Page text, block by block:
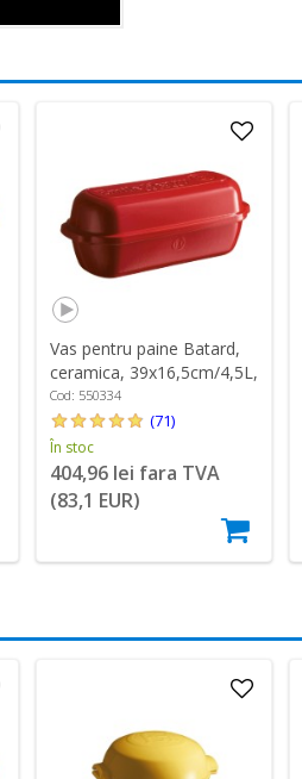
Vas pentru paine Batard,
ceramica, 39x16,5cm/4,5L,
Burgundy - Emile Henry
Cod: 550334
(71)
În stoc
404,96 lei fara TVA
(83,1 EUR)